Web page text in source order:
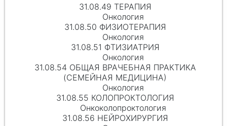
31.08.49 ТЕРАПИЯ
Онкология
31.08.50 ФИЗИОТЕРАПИЯ
Онкология
31.08.51 ФТИЗИАТРИЯ
Онкология
31.08.54 ОБЩАЯ ВРАЧЕБНАЯ ПРАКТИКА
(СЕМЕЙНАЯ МЕДИЦИНА)
Онкология
31.08.55 КОЛОПРОКТОЛОГИЯ
Онкоколопроктология
31.08.56 НЕЙРОХИРУРГИЯ